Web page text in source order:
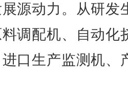
源动力。从研发
调配机、自动化
口生产监测机、